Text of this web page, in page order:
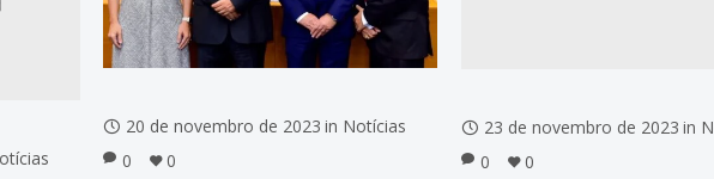
23 de novembro de 2023 in
0
0
20 de novembro de 2023 in Notícias
0
0